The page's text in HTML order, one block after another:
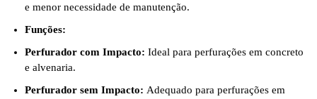
e menor necessidade de manutenção.
Funções:
Perfurador com Impacto: Ideal para perfurações em concreto
e alvenaria.
Perfurador sem Impacto: Adequado para perfurações em